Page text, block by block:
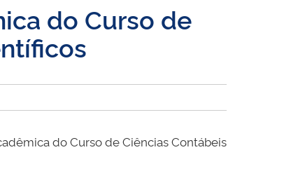
do Curso de
do Curso de Ciências Contábeis